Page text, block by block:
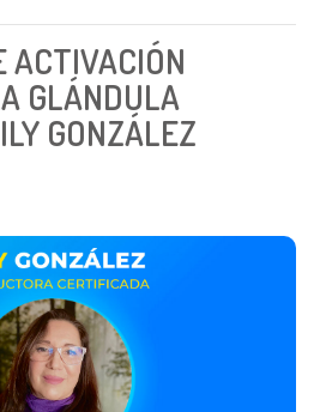
ACTIVACIÓN
GLÁNDULA
GONZÁLEZ